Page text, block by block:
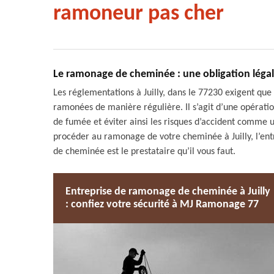
ramoneur pas cher
Le ramonage de cheminée : une obligation
Les réglementations à Juilly, dans le 77230 exigent
ramonées de manière régulière. Il s’agit d’une
de fumée et éviter ainsi les risques d’accident comme
procéder au ramonage de votre cheminée à Juilly,
de cheminée est le prestataire qu’il vous faut.
Entreprise de ramonage de cheminée à Juilly
: confiez votre sécurité à MJ Ramonage 77